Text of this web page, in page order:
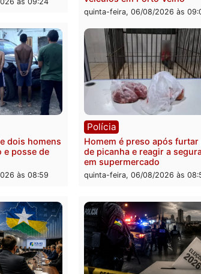
do mandato
2026 às 18:20
quinta-feira, 06/08/
no tórax
2026 às 09:24
Polícia
Três suspeitos
veículos em Porto
quinta-feira, 06/08/